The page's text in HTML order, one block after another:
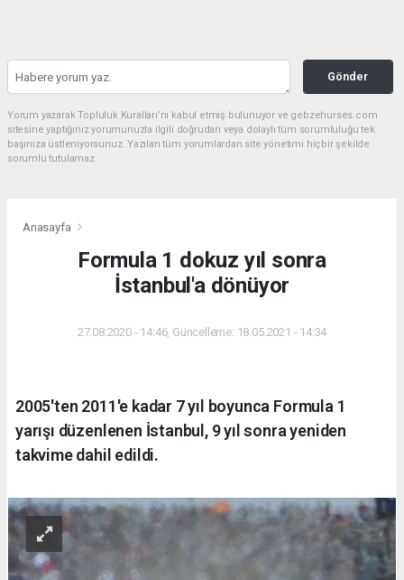
Gönder
Yorum yazarak Topluluk Kuralları’nı kabul etmiş bulunuyor ve gebzehurses.com
sitesine yaptığınız yorumunuzla ilgili doğrudan veya dolaylı tüm sorumluluğu tek
başınıza üstleniyorsunuz. Yazılan tüm yorumlardan site yönetimi hiçbir şekilde
sorumlu tutulamaz.
Anasayfa
Formula 1 dokuz yıl sonra
İstanbul'a dönüyor
27.08.2020 - 14:46, Güncelleme: 18.05.2021 - 14:34
2005'ten 2011'e kadar 7 yıl boyunca Formula 1
yarışı düzenlenen İstanbul, 9 yıl sonra yeniden
takvime dahil edildi.